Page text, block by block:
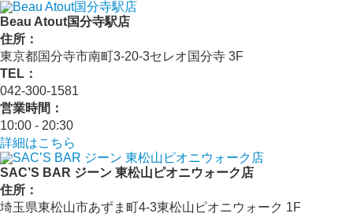
Beau Atout国分寺駅店
住所：
東京都国分寺市南町3-20-3セレオ国分寺 3F
TEL：
042-300-1581
営業時間：
10:00 - 20:30
詳細はこちら
SAC’S BAR ジーン 東松山ピオニウォーク店
住所：
埼玉県東松山市あずま町4-3東松山ピオニウォーク 1F